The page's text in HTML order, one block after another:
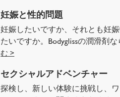
妊娠と性的問題
妊娠したいですか、それとも妊
たいですか。Bodyglissの潤滑剤
む >
セクシャルアドベンチャー
探検し、新しい体験に挑戦し、